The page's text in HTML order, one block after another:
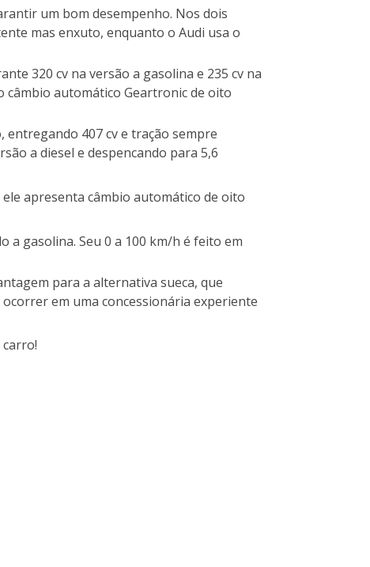
um bom desempenho. Nos dois
mas enxuto, enquanto o Audi usa o
320 cv na versão a gasolina e 235 cv na
câmbio automático Geartronic de oito
407 cv e tração sempre
a diesel e despencando para 5,6
ele apresenta câmbio automático de oito
a gasolina. Seu 0 a 100 km/h é feito em
para a alternativa sueca, que
em uma concessionária experiente